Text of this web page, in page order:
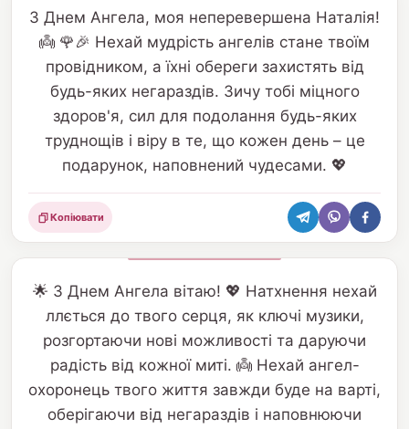
З Днем Ангела, моя неперевершена Наталія!
👼 🌹🎉 Нехай мудрість ангелів стане твоїм
провідником, а їхні обереги захистять від
будь-яких негараздів. Зичу тобі міцного
здоров'я, сил для подолання будь-яких
труднощів і віру в те, що кожен день – це
подарунок, наповнений чудесами. 💖
Поділитися
Копіювати
🌟 З Днем Ангела вітаю! 💖 Натхнення нехай
ллється до твого серця, як ключі музики,
розгортаючи нові можливості та даруючи
радість від кожної миті. 👼 Нехай ангел-
охоронець твого життя завжди буде на варті,
оберігаючи від негараздів і наповнюючи